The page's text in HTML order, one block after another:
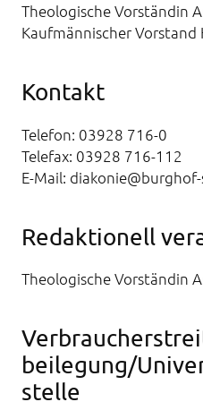
Theologische Vorständin
Kaufmännischer Vorstand
Kontakt
Telefon: 03928 716-0
Telefax: 03928 716-112
E-Mail:
Redaktionell
Theologische Vorständin
beilegung/
stelle